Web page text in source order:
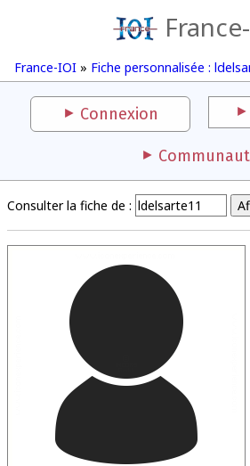
France-IOI » Fiche personnalisée :
Connexion
Consulter la fiche de :